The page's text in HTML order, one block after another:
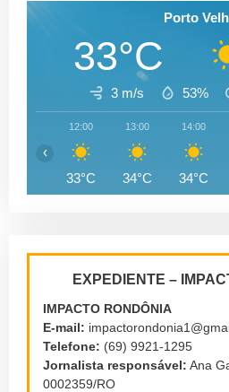
Porto
33°C
3 m/s 53%
12:00
33°C
13:00
34°C
14:00
34°C
‹
EXPEDIENTE –
IMPACTO RONDÔNIA
E-mail:
Telefone: (69) 9921-1295
Jornalista responsável: Ana
0002359/RO